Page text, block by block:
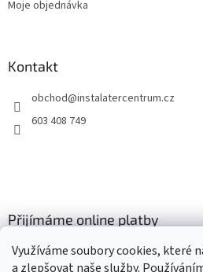
Využíváme soubory cookies, které
a zlepšovat naše služby.
Moje objednávka
Kontakt
obchod@instalatercentrum.cz
603 408 749
Přijímáme online platby